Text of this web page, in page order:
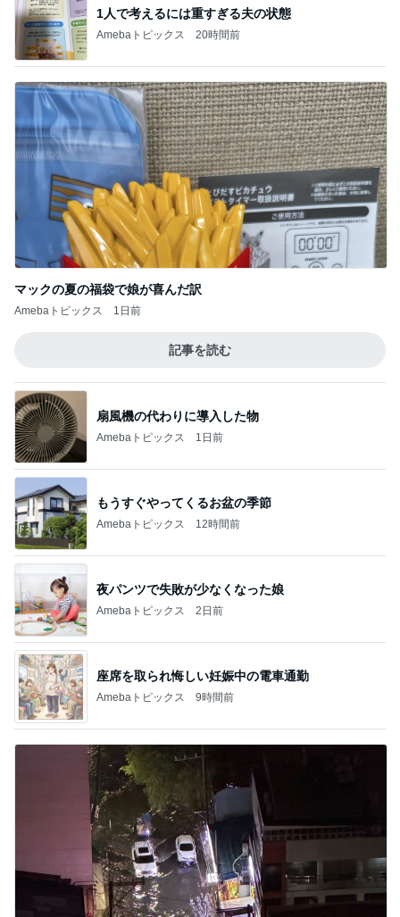
1人で考えるには重すぎる夫の状態
Amebaトピックス 20時間前
マックの夏の福袋で娘が喜んだ訳
Amebaトピックス 1日前
記事を読む
扇風機の代わりに導入した物
Amebaトピックス 1日前
もうすぐやってくるお盆の季節
Amebaトピックス 12時間前
夜パンツで失敗が少なくなった娘
Amebaトピックス 2日前
座席を取られ悔しい妊娠中の電車通勤
Amebaトピックス 9時間前